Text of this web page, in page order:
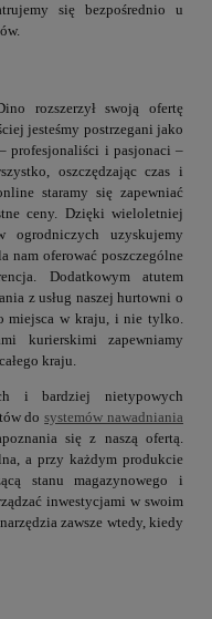
się bezpośrednio u
rozszerzył swoją ofertę
jesteśmy postrzegani jako
profesjonaliści i pasjonaci –
oszczędzając czas i
staramy się zapewniać
ceny. Dzięki wieloletniej
ogrodniczych uzyskujemy
nam oferować poszczególne
Dodatkowym atutem
z usług naszej hurtowni o
miejsca w kraju, i nie tylko.
kurierskimi zapewniamy
kraju.
i bardziej nietypowych
dosystemów nawadniania
się z naszą ofertą.
a przy każdym produkcie
stanu magazynowego i
inwestycjami w swoim
zawsze wtedy, kiedy